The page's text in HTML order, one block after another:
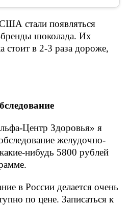
стали появляться
шоколада. Их
стоит в 2-3 раза дороже,
Центр Здоровья» я
желудочно-
нибудь 5800 рублей
в России делается очень
по цене. Записаться к